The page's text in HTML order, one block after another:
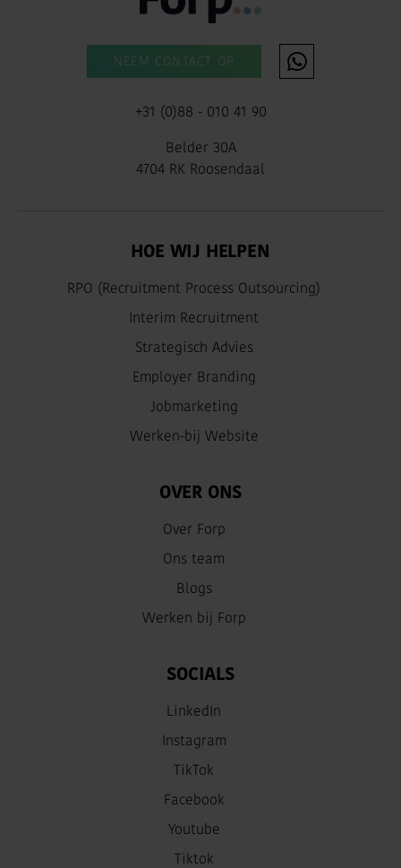
NEEM CONTACT OP
+31 (0)88 - 010 41 90
Belder 30A
4704 RK Roosendaal
HOE WIJ HELPEN
RPO (Recruitment Process Outsourcing)
Interim Recruitment
Strategisch Advies
Employer Branding
Jobmarketing
Werken-bij Website
OVER ONS
Over Forp
Ons team
Blogs
Werken bij Forp
SOCIALS
LinkedIn
Instagram
TikTok
Facebook
Youtube
Tiktok